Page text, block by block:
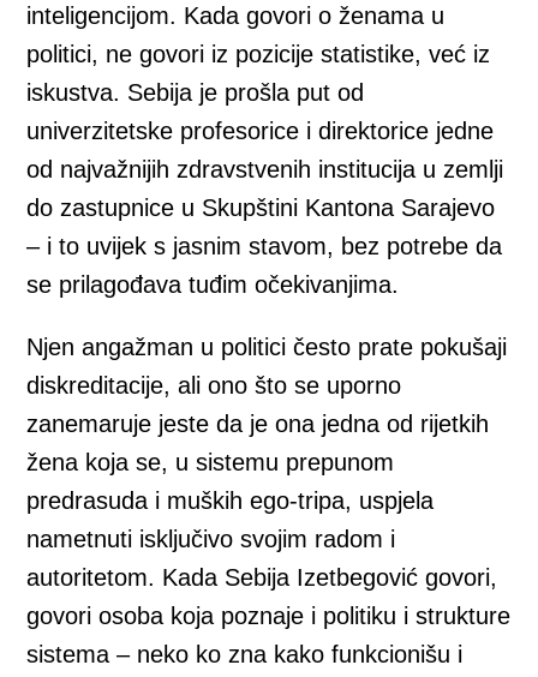
inteligencijom. Kada govori o ženama u
politici, ne govori iz pozicije statistike, već iz
iskustva. Sebija je prošla put od
univerzitetske profesorice i direktorice jedne
od najvažnijih zdravstvenih institucija u zemlji
do zastupnice u Skupštini Kantona Sarajevo
– i to uvijek s jasnim stavom, bez potrebe da
se prilagođava tuđim očekivanjima.
Njen angažman u politici često prate pokušaji
diskreditacije, ali ono što se uporno
zanemaruje jeste da je ona jedna od rijetkih
žena koja se, u sistemu prepunom
predrasuda i muških ego-tripa, uspjela
nametnuti isključivo svojim radom i
autoritetom. Kada Sebija Izetbegović govori,
govori osoba koja poznaje i politiku i strukture
sistema – neko ko zna kako funkcionišu i